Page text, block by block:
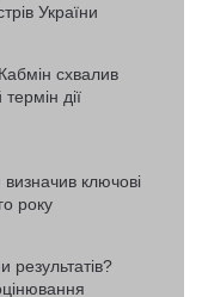
України
схвалив
дії
ключові
року